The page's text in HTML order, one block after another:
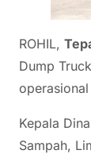
ROHIL,
Dump
Kepala
Sampah,